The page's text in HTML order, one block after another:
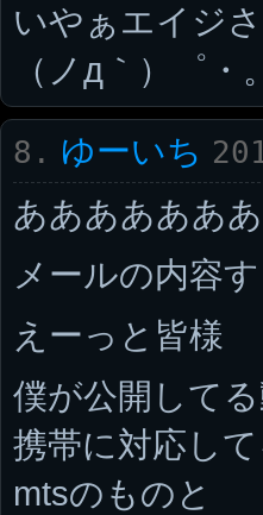
いやぁエイジ
（ノд｀）゜・。
8. ゆーいち
ああああああ
メールの内容
えーっと皆様
僕が公開して
携帯に対応し
mtsのものと